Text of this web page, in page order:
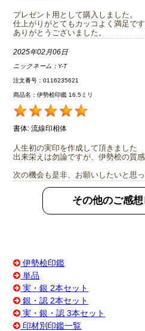
プレゼント用として購入しました。
仕上がりがとてもカッコよく満足です
ありがとうございました。
2025年02月06日
ニックネーム： Y-T
注文番号：0116235621
商品名：伊勢桧印鑑 16.5ミリ
書体: 流線印相体
人生初の実印を作成して頂きました
出来栄えは勿論ですが、伊勢桧の質
次の機会も是非、お願いしたいと思
その他のご感
伊勢桧印鑑
単品
実・銀 2本セット
銀・認 2本セット
実・銀・認 3本セット
印材別印鑑一覧